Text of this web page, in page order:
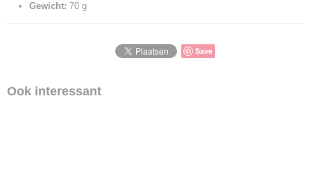
Gewicht: 70 g
Save
Ook interessant